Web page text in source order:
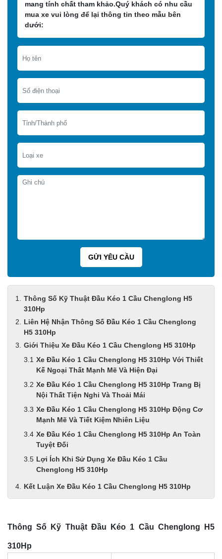
mang tính chất tham khảo.Quý khách có nhu cầu
mua xe vui lòng để lại thông tin theo mẫu bên
dưới:
Thông Số Kỹ Thuật Đầu Kéo 1 Cầu Chenglong H5
310Hp
Liên Hệ Nhận Thông Số Đầu Kéo 1 Cầu Chenglong
H5 310Hp
Giới Thiệu Xe Đầu Kéo 1 Cầu Chenglong H5 310Hp
Xe Đầu Kéo 1 Cầu Chenglong H5 310Hp Với Thiết
Kế Ngoại Thất Mạnh Mẽ Và Hiện Đại
Xe Đầu Kéo 1 Cầu Chenglong H5 310Hp Trang Bị
Nội Thất Tiện Nghi Và Thoải Mái
Xe Đầu Kéo 1 Cầu Chenglong H5 310Hp Động Cơ
Mạnh Mẽ Và Tiết Kiệm Nhiên Liệu
Xe Đầu Kéo 1 Cầu Chenglong H5 310Hp An Toàn
Tuyệt Đối
Lợi Ích Khi Sử Dụng Xe Đầu Kéo 1 Cầu
Chenglong H5 310Hp
Kết Luận Xe Đầu Kéo 1 Cầu Chenglong H5 310Hp
Thông Số Kỹ Thuật Đầu Kéo 1 Cầu Chenglong H5
310Hp